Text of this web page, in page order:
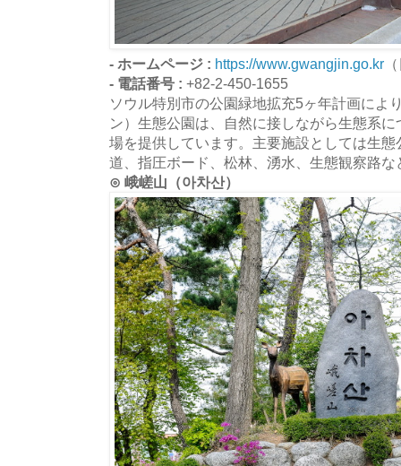
- ホームページ : https://www.gwangjin.go.kr
- 電話番号 : +82-2-450-1655
ソウル特別市の公園緑地拡充5ヶ年計画によ
ン）生態公園は、自然に接しながら生態系
場を提供しています。主要施設としては生
道、指圧ボード、松林、湧水、生態観察路な
⊙ 峨嵯山（아차산）